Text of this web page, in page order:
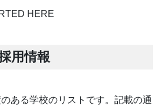
HERE
用情報
ある学校のリストです。記載の通